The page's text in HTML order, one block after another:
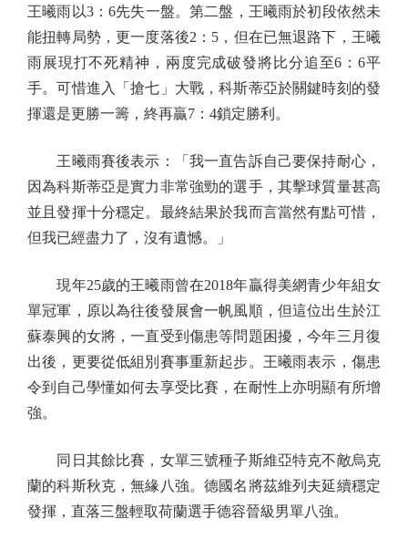
王曦雨以3：6先失一盤。第二盤，王曦雨於初段依然未
能扭轉局勢，更一度落後2：5，但在已無退路下，王曦
雨展現打不死精神，兩度完成破發將比分追至6：6平
手。可惜進入「搶七」大戰，科斯蒂亞於關鍵時刻的發
揮還是更勝一籌，終再贏7：4鎖定勝利。
王曦雨賽後表示：「我一直告訴自己要保持耐心，
因為科斯蒂亞是實力非常強勁的選手，其擊球質量甚高
並且發揮十分穩定。最終結果於我而言當然有點可惜，
但我已經盡力了，沒有遺憾。」
現年25歲的王曦雨曾在2018年贏得美網青少年組女
單冠軍，原以為往後發展會一帆風順，但這位出生於江
蘇泰興的女將，一直受到傷患等問題困擾，今年三月復
出後，更要從低組別賽事重新起步。王曦雨表示，傷患
令到自己學懂如何去享受比賽，在耐性上亦明顯有所增
強。
同日其餘比賽，女單三號種子斯維亞特克不敵烏克
蘭的科斯秋克，無緣八強。德國名將茲維列夫延續穩定
發揮，直落三盤輕取荷蘭選手德容晉級男單八強。